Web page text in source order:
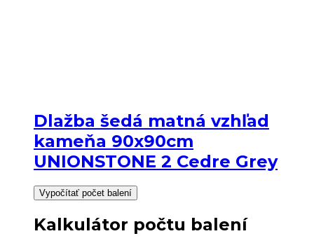
Dlažba šedá matná vzhľad
kameňa 90x90cm
UNIONSTONE 2 Cedre Grey
Vypočítať počet balení
Kalkulátor počtu balení